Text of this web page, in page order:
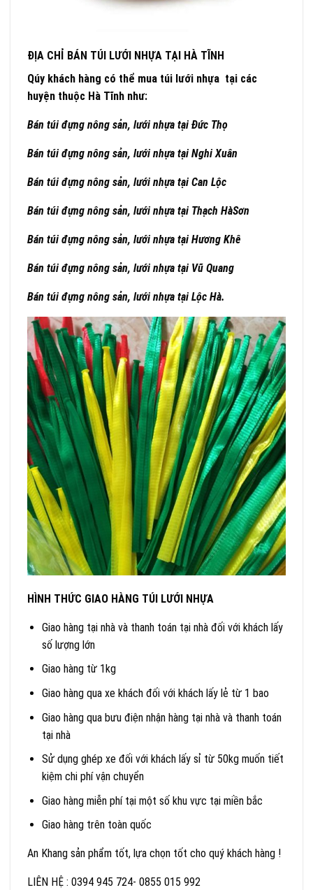
ĐỊA CHỈ BÁN TÚI LƯỚI NHỰA TẠI HÀ TĨNH
Qúy khách hàng có thể mua túi lưới nhựa tại các
huyện thuộc Hà Tĩnh như:
Bán túi đựng nông sản, lưới nhựa tại Đức Thọ
Bán túi đựng nông sản, lưới nhựa tại Nghi Xuân
Bán túi đựng nông sản, lưới nhựa tại Can Lộc
Bán túi đựng nông sản, lưới nhựa tại Thạch HàSơn
Bán túi đựng nông sản, lưới nhựa tại Hương Khê
Bán túi đựng nông sản, lưới nhựa tại Vũ Quang
Bán túi đựng nông sản, lưới nhựa tại Lộc Hà.
HÌNH THỨC GIAO HÀNG TÚI LƯỚI NHỰA
Giao hàng tại nhà và thanh toán tại nhà đối với khách lấy
số lượng lớn
Giao hàng từ 1kg
Giao hàng qua xe khách đối với khách lấy lẻ từ 1 bao
Giao hàng qua bưu điện nhận hàng tại nhà và thanh toán
tại nhà
Sử dụng ghép xe đối với khách lấy sỉ từ 50kg muốn tiết
kiệm chi phí vận chuyển
Giao hàng miễn phí tại một số khu vực tại miền bắc
Giao hàng trên toàn quốc
An Khang sản phẩm tốt, lựa chọn tốt cho quý khách hàng !
LIÊN HỆ : 0394 945 724- 0855 015 992